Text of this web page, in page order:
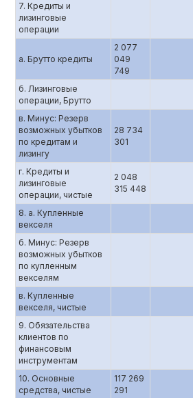
7. Кредиты и
лизинговые
операции
а. Брутто кредиты
2 077
049
749
б. Лизинговые
операции, Брутто
в. Минус: Резерв
возможных убытков
по кредитам и
лизингу
28 734
301
г. Кредиты и
лизинговые
операции, чистые
2 048
315 448
8. а. Купленные
векселя
б. Минус: Резерв
возможных убытков
по купленным
векселям
в. Купленные
векселя, чистые
9. Обязательства
клиентов по
финансовым
инструментам
10. Основные
средства, чистые
117 269
291